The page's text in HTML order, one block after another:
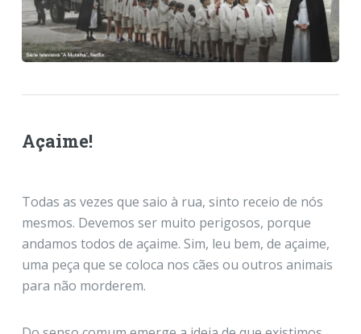
Açaime!
Todas as vezes que saio à rua, sinto receio de nós
mesmos. Devemos ser muito perigosos, porque
andamos todos de açaime. Sim, leu bem, de açaime,
uma peça que se coloca nos cães ou outros animais
para não morderem.